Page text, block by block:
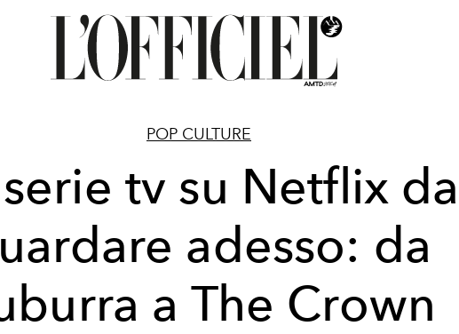
POP CULTURE
tv su Netflix da
adesso: da
a The Crown